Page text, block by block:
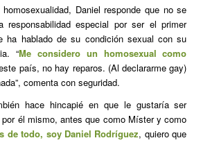
Daniel responde que no se
responsabilidad especial por ser el primer
ha hablado de su condición sexual con su
“Me considero un homosexual como
país, no hay reparos. (Al declararme gay)
comenta con seguridad.
hace hincapié en que le gustaría ser
él mismo, antes que como Míster y como
de todo, soy Daniel Rodríguez, quiero que